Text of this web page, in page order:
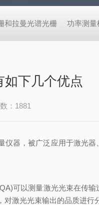
和拉曼光谱光栅 功率测
下几个优点
：1881
仪器，被广泛应用于激光
可以测量激光光束在传输
激光光束输出的品质进行